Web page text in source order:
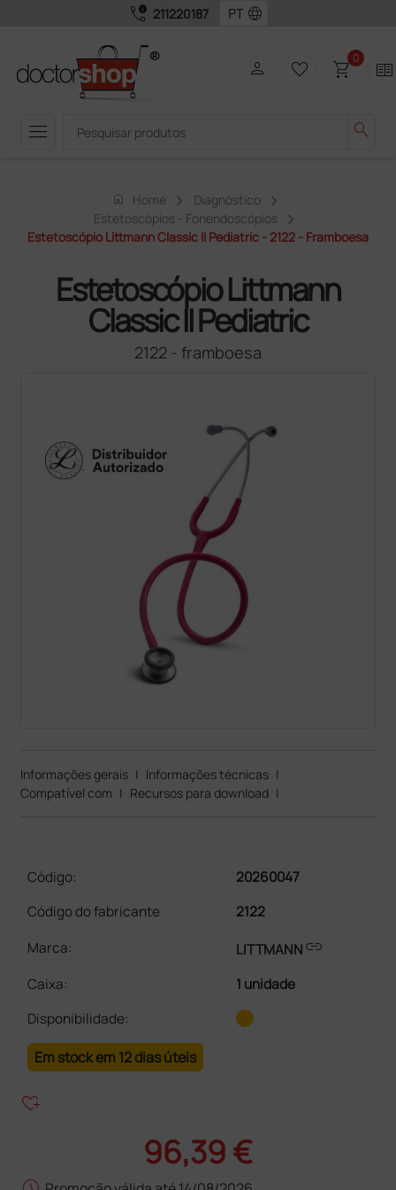
call_quality 211220187 language
menu search
person favorite_border shopping_cart0 two_pager
home Home
Diagnóstico
Estetoscópios - Fonendoscópios
Estetoscópio Littmann Classic II Pediatric - 2122 - Framboesa
Estetoscópio Littmann
Classic II Pediatric
2122 - framboesa
Informações gerais | Informações técnicas |
Compatível com | Recursos para download |
Código:
20260047
Código do fabricante
2122
Marca:
LITTMANNlink
Caixa:
1 unidade
Disponibilidade:
Em stock em 12 dias úteis
heart_plus
96,39 €